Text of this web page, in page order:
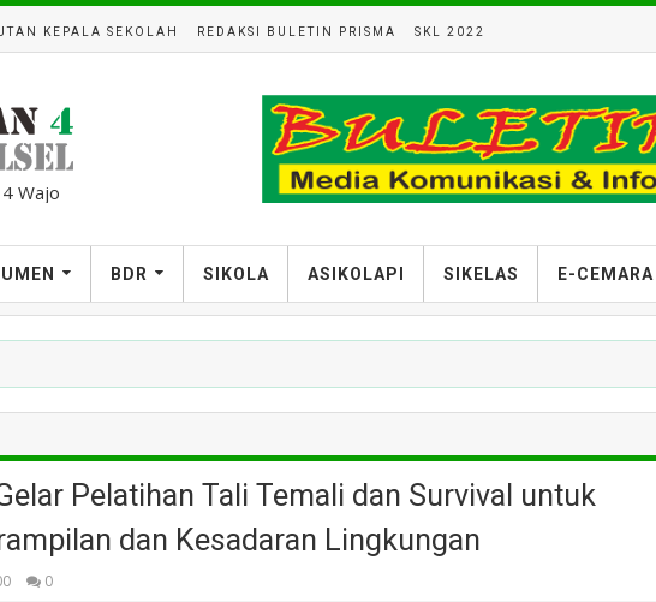
KEPALA SEKOLAH REDAKSI BULETIN PRISMA SKL 2022
Wajo
BDR SIKOLA ASIKOLAPI SIKELAS E-CEMARA
Pelatihan Tali Temali dan Survival untuk
dan Kesadaran Lingkungan
0